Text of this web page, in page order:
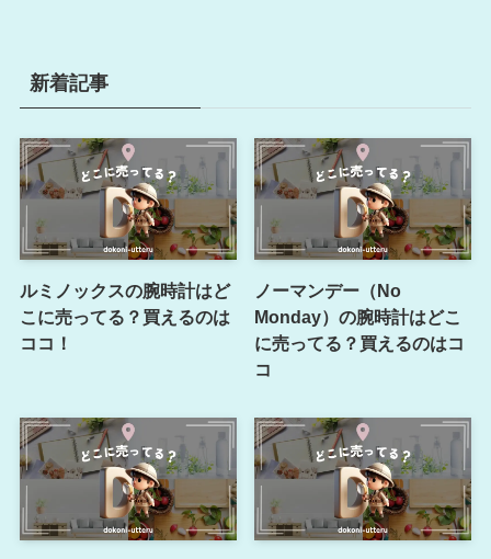
新着記事
ルミノックスの腕時計はど
こに売ってる？買えるのは
ココ！
ノーマンデー（No
Monday）の腕時計はどこ
に売ってる？買えるのはコ
コ